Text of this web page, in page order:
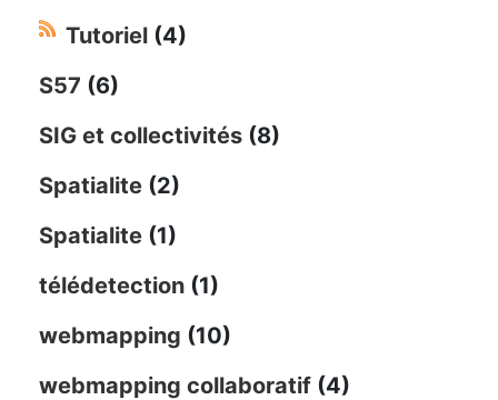
Tutoriel (4)
S57 (6)
SIG et collectivités (8)
Spatialite (2)
Spatialite (1)
télédetection (1)
webmapping (10)
webmapping collaboratif (4)